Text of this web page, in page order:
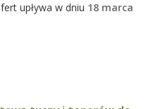
upływa w dniu 18 marca